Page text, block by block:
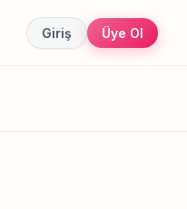
Giriş Üye Ol
Canlı sonuçlar Online randevu